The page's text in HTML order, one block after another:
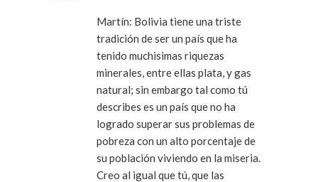
Martín: Bolivia tiene una triste
tradición de ser un país que ha
tenido muchisimas riquezas
minerales, entre ellas plata, y gas
natural; sin embargo tal como tú
describes es un país que no ha
logrado superar sus problemas de
pobreza con un alto porcentaje de
su población viviendo en la miseria.
Creo al igual que tú, que las